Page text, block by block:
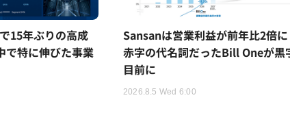
15年ぶりの高成
で特に伸びた事業
Sansanは営業利益が前年比2倍
赤字の代名詞だったBill Oneが黒
目前に
2026.8.5 Wed 6:00